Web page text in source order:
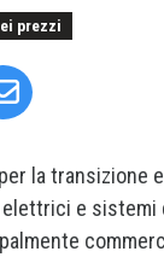
prezzi
la transizione
e sistemi